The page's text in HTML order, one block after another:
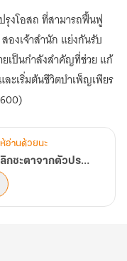
รุงโอสถ ที่สามารถฟื้นฟู
งเจ้าสำนัก แย่งกันรับ
เป็นกำลังสำคัญที่ช่วย แก้
ะเริ่มต้นชีวิตบำเพ็ญเพียร
อ่านด้วยนะ
[จบ] ลู่หลิงโยว หมอเทวดาตัวน้อย พลิกชะตาจากตัวประกอบกลายเป็นยอดอัจฉริยะ